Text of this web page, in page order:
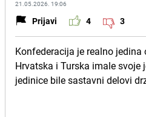
21.05.2026. 19:06
Prijavi 4 3
Konfederacija je realno jedina
Hrvatska i Turska imale svoje
jedinice bile sastavni delovi